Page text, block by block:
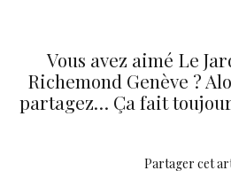
Vous avez aimé Le
Richemond Genève ?
partagez… Ça fait
Partager cet